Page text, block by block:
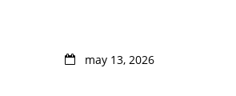
may 13, 2026